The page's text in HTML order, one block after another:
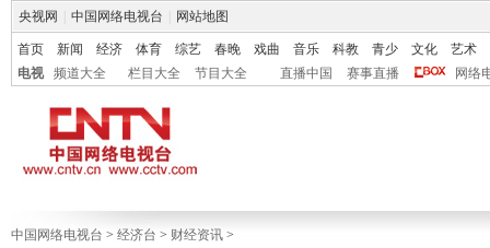
央视网 中国网络电视台 网站地图
首页 新闻 经济 体育 综艺 春晚 戏曲 音乐 科教 青少 文化
艺术
电视
频道大全 栏目大全 节目大全 直播中国 赛事直播 网络
中国网络电视台 > 经济台 > 财经资讯 >